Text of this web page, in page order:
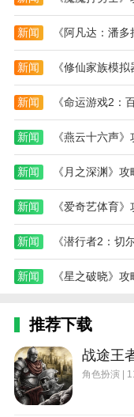
新闻
新闻 《修仙家族模
新闻 《命运游戏2
新闻 《燕云十六声
新闻 《月之深渊》
新闻 《爱奇艺体育
新闻
新闻 《星之破晓》
推荐下载
战途王
角色扮演 |